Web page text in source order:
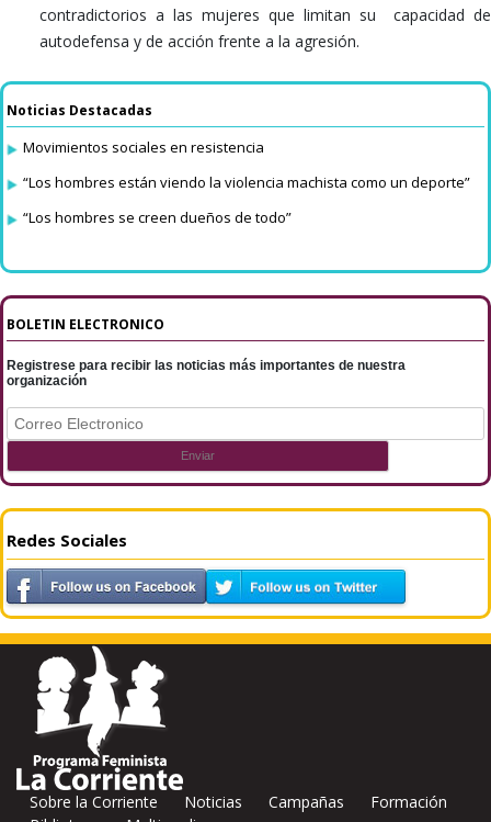
contradictorios a las mujeres que limitan su capacidad de
autodefensa y de acción frente a la agresión.
Noticias Destacadas
Movimientos sociales en resistencia
“Los hombres están viendo la violencia machista como un deporte”
“Los hombres se creen dueños de todo”
BOLETIN ELECTRONICO
Registrese para recibir las noticias más importantes de nuestra
organización
Redes Sociales
Sobre la Corriente Noticias Campañas
Formación